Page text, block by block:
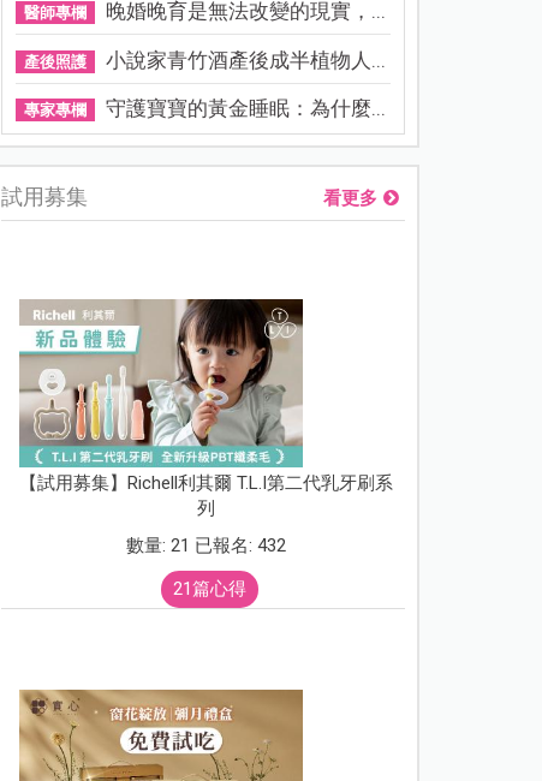
醫師專欄 晚婚晚育是無法改變的現實，...
產後照護 小說家青竹酒產後成半植物人...
專家專欄 守護寶寶的黃金睡眠：為什麼...
試用募集 看更多
【試用募集】Richell利其爾 T.L.I第二代乳牙刷系
列
數量: 21 已報名: 432
21篇心得